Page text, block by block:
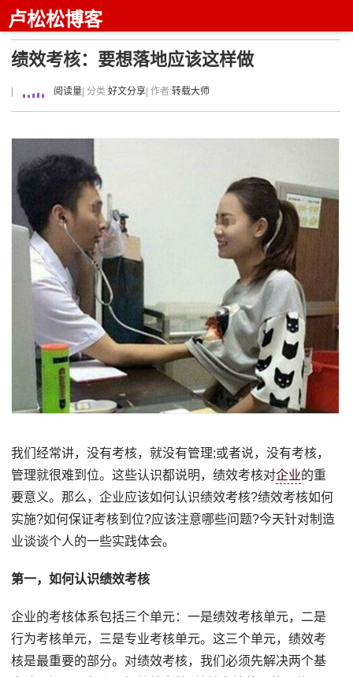
卢松松博客
绩效考核：要想落地应该这样做
阅读量 | 分类:好文分享 | 作者:转载大师
我们经常讲，没有考核，就没有管理;或者说，没有考核，
管理就很难到位。这些认识都说明，绩效考核对企业的重
要意义。那么，企业应该如何认识绩效考核?绩效考核如何
实施?如何保证考核到位?应该注意哪些问题?今天针对制造
业谈谈个人的一些实践体会。
第一，如何认识绩效考核
企业的考核体系包括三个单元：一是绩效考核单元，二是
行为考核单元，三是专业考核单元。这三个单元，绩效考
核是最重要的部分。对绩效考核，我们必须先解决两个基